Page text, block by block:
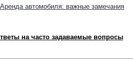
Аренда автомобиля: важные замечания
на часто задаваемые вопросы